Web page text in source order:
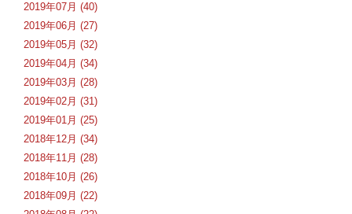
2019年07月 (40)
2019年06月 (27)
2019年05月 (32)
2019年04月 (34)
2019年03月 (28)
2019年02月 (31)
2019年01月 (25)
2018年12月 (34)
2018年11月 (28)
2018年10月 (26)
2018年09月 (22)